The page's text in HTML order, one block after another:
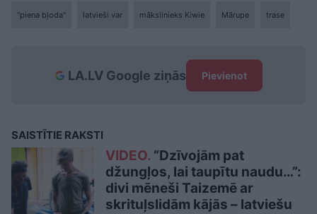
"piena bļoda" latvieši var mākslinieks Kiwie Mārupe trase
LA.LV Google ziņās Pievienot
SAISTĪTIE RAKSTI
VIDEO. “Dzīvojām pat
džungļos, lai taupītu naudu…”:
divi mēneši Taizemē ar
skrituļslidām kājās – latviešu